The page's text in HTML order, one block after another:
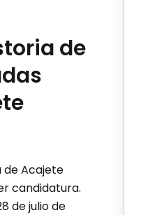
de
de Acajete
candidatura.
de julio de